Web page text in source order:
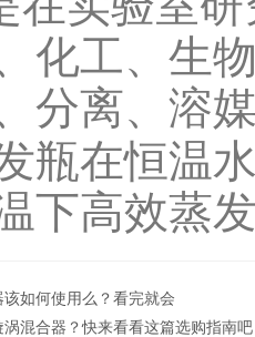
化工、生
分离、溶
瓶在恒温
下高效蒸
如何使用么？看完就会
混合器？快来看看这篇选购指南